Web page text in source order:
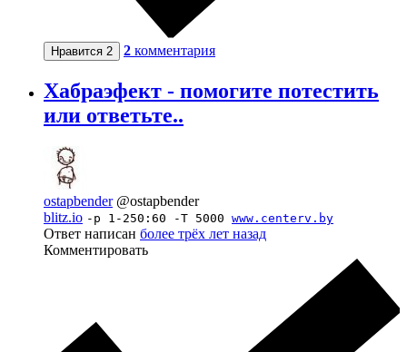
Нравится 2 2 комментария
Хабраэфект - помогите потестить
или ответьте..
ostapbender @ostapbender
blitz.io -p 1-250:60 -T 5000 www.centerv.by
Ответ написан более трёх лет назад
Комментировать